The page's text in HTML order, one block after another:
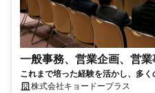
一般事務、営業企画、営業
これまで培った経験を活かし、多
発揮できる環境で働いてみませんか？
株式会社キョードープラス